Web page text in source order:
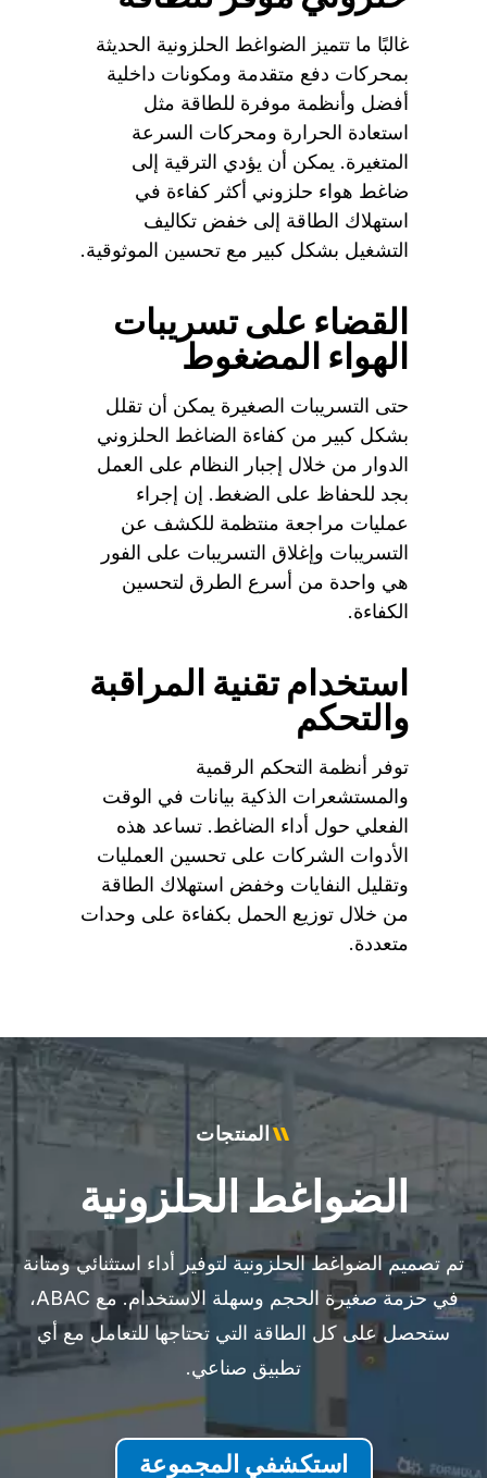
غالبًا ما تتميز الضواغط الحلزونية الحديثة
بمحركات دفع متقدمة ومكونات داخلية
أفضل وأنظمة موفرة للطاقة مثل
استعادة الحرارة ومحركات السرعة
المتغيرة. يمكن أن يؤدي الترقية إلى
ضاغط هواء حلزوني أكثر كفاءة في
استهلاك الطاقة إلى خفض تكاليف
التشغيل بشكل كبير مع تحسين الموثوقية.
القضاء على تسريبات
الهواء المضغوط
حتى التسريبات الصغيرة يمكن أن تقلل
بشكل كبير من كفاءة الضاغط الحلزوني
الدوار من خلال إجبار النظام على العمل
بجد للحفاظ على الضغط. إن إجراء
عمليات مراجعة منتظمة للكشف عن
التسريبات وإغلاق التسريبات على الفور
هي واحدة من أسرع الطرق لتحسين
الكفاءة.
استخدام تقنية المراقبة
والتحكم
توفر أنظمة التحكم الرقمية
والمستشعرات الذكية بيانات في الوقت
الفعلي حول أداء الضاغط. تساعد هذه
الأدوات الشركات على تحسين العمليات
وتقليل النفايات وخفض استهلاك الطاقة
من خلال توزيع الحمل بكفاءة على وحدات
متعددة.
المنتجات
الضواغط الحلزونية
تم تصميم الضواغط الحلزونية لتوفير أداء استثنائي ومتانة
في حزمة صغيرة الحجم وسهلة الاستخدام. مع ABAC،
ستحصل على كل الطاقة التي تحتاجها للتعامل مع أي
تطبيق صناعي.
استكشفي المجموعة